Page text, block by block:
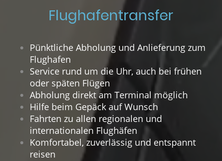
Flughafentransfer
Pünktliche Abholung und Anlieferung zum
Flughafen
Service rund um die Uhr, auch bei frühen
oder späten Flügen
Abholung direkt am Terminal möglich
Hilfe beim Gepäck auf Wunsch
Fahrten zu allen regionalen und
internationalen Flughäfen
Komfortabel, zuverlässig und entspannt
reisen